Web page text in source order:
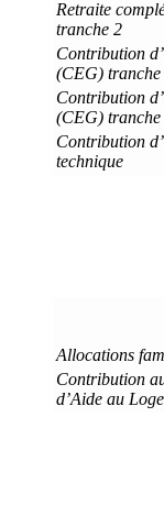
Retraite
tranche 2
Contribution
(CEG) tranche
Contribution
(CEG) tranche
Contribution
technique
Allocations
Contribution
d’Aide au